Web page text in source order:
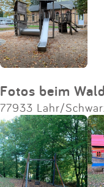
Fotos beim
77933 Lahr/